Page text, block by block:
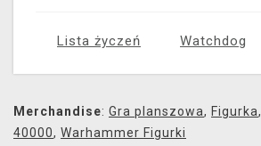
Lista życzeń Watchdog
Merchandise: Gra planszowa, Figurka,
40000, Warhammer Figurki